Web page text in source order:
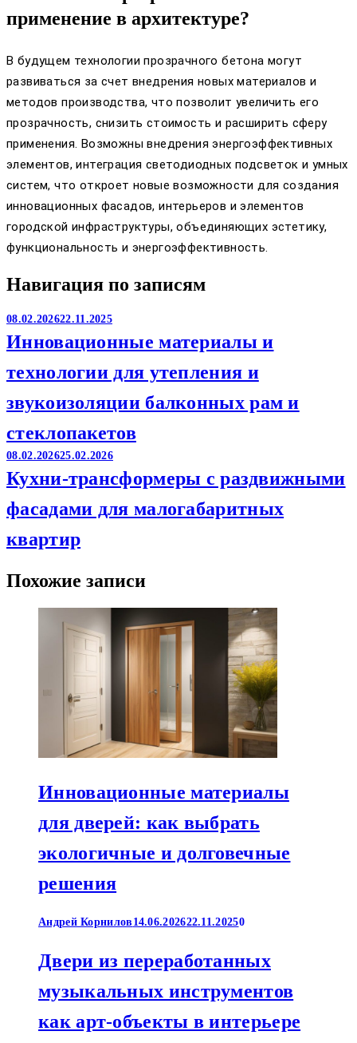
применение в архитектуре?
В будущем технологии прозрачного бетона могут
развиваться за счет внедрения новых материалов и
методов производства, что позволит увеличить его
прозрачность, снизить стоимость и расширить сферу
применения. Возможны внедрения энергоэффективных
элементов, интеграция светодиодных подсветок и умных
систем, что откроет новые возможности для создания
инновационных фасадов, интерьеров и элементов
городской инфраструктуры, объединяющих эстетику,
функциональность и энергоэффективность.
Навигация по записям
08.02.202622.11.2025
Инновационные материалы и
технологии для утепления и
звукоизоляции балконных рам и
стеклопакетов
08.02.202625.02.2026
Кухни-трансформеры с раздвижными
фасадами для малогабаритных
квартир
Похожие записи
Инновационные материалы
для дверей: как выбрать
экологичные и долговечные
решения
Андрей Корнилов 14.06.202622.11.20250
Двери из переработанных
музыкальных инструментов
как арт-объекты в интерьере